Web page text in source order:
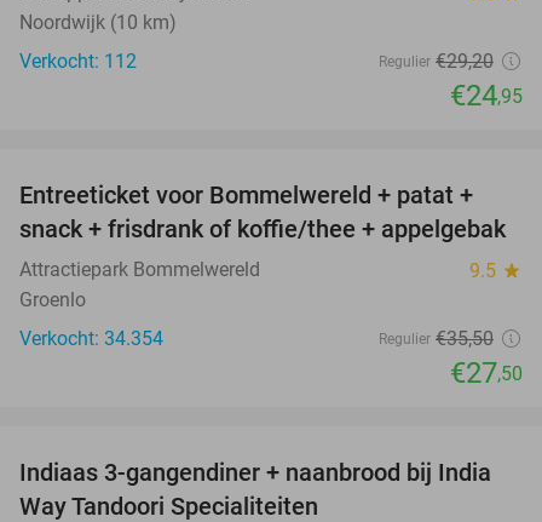
Noordwijk (10 km)
Verkocht: 112
Regulier €29,20
€24,95
23%
Entreeticket voor Bommelwereld + patat +
snack + frisdrank of koffie/thee + appelgebak
Attractiepark Bommelwereld 9.5 star
Groenlo
Verkocht: 34.354
Regulier €35,50
€27,50
40%
Indiaas 3-gangendiner + naanbrood bij India
Way Tandoori Specialiteiten